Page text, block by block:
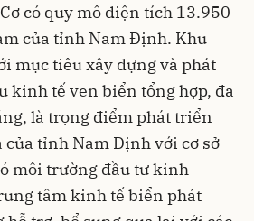
có quy mô diện tích 13.950
của tỉnh Nam Định. Khu
mục tiêu xây dựng và phát
kinh tế ven biển tổng hợp, đa
là trọng điểm phát triển
của tỉnh Nam Định với cơ sở
môi trường đầu tư kinh
tâm kinh tế biển phát